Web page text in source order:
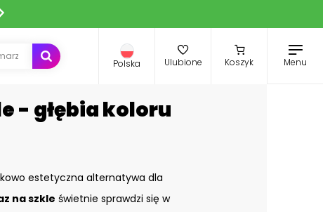
Polska Ulubione Koszyk Menu
- głębia koloru
estetyczna alternatywa dla
na szkle świetnie sprawdzi się w